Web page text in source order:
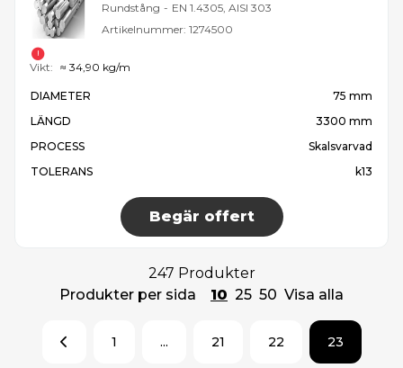
Rundstång - EN 1.4305, AISI 303
Artikelnummer: 1274500
DIAMETER
75 mm
LÄNGD
3300 mm
PROCESS
Skalsvarvad
TOLERANS
k13
Begär offert
Vikt: ≈ 34,90 kg/m
247 Produkter
Produkter per sida
10 25 50 Visa alla
1 ... 21 22 23